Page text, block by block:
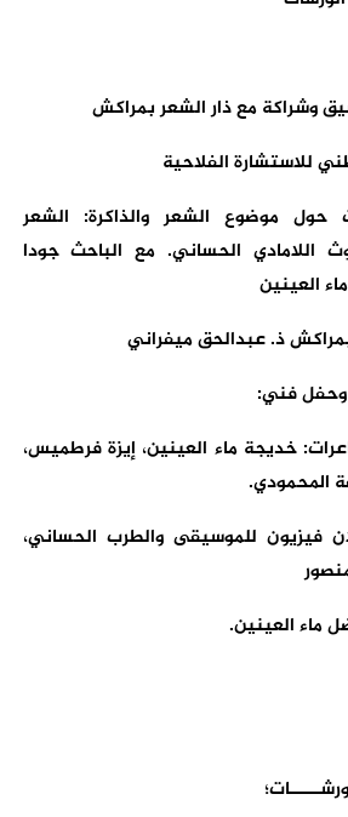
وشراكة مع ذار الشعر بمراكش
للاستشارة الفلاحية
حول موضوع الشعر والذاكرة: الشعر
اللامادي الحساني. مع الباحث جودا
العينين
ذ. عبدالحق ميفراني
خديجة ماء العينين، إيزة فرطميس،
المحمودي.
فيزيون للموسيقى والطرب الحساني،
ماء العينين.